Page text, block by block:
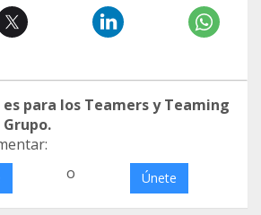
para los Teamers y Teaming
o Únete